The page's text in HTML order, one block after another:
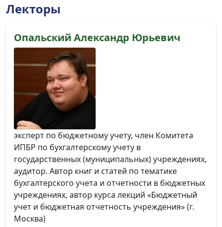
Лекторы
Опальский Александр Юрьевич
эксперт по бюджетному учету, член Комитета
ИПБР по бухгалтерскому учету в
государственных (муниципальных) учреждениях,
аудитор. Автор книг и статей по тематике
бухгалтерского учета и отчетности в бюджетных
учреждениях, автор курса лекций «Бюджетный
учет и бюджетная отчетность учреждения» (г.
Москва)